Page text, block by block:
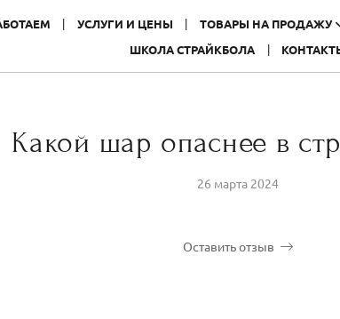
УСЛУГИ И ЦЕНЫ ТОВАРЫ НА ПРОДАЖУ
ШКОЛА СТРАЙКБОЛА
Какой шар опаснее в
26 марта 2024
Оставить отзыв